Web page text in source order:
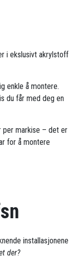
i ekslusivt akrylstoff
enkle å montere.
du får med deg en
per markise – det er
for å montere
installasjonene
der?